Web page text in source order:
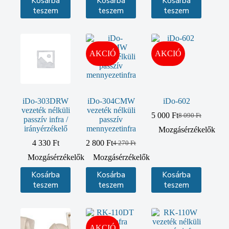
teszem
teszem
teszem
iDo-303DRW
vezeték nélküli
passzív infra /
irányérzékelő
4 330 Ft
Mozgásérzékelők
Kosárba
teszem
AKCIÓ
iDo-304CMW
vezeték nélküli
passzív
mennyezetinfra
4 270Ft
Original
price
was:
4
270 Ft.
2 800FtCurrent
price
is:
2
800 Ft.
Mozgásérzékelők
Kosárba
teszem
AKCIÓ
iDo-602
8 090Ft
Original
price
5 000FtCurrent
price
Mozgásérzékelők
Kosárba
teszem